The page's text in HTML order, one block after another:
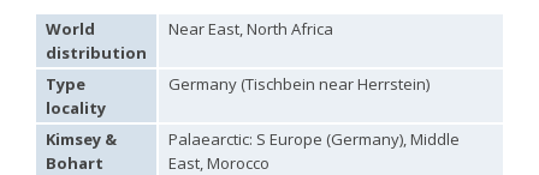
Hedychridium verhoeffi yermasoiense
Hedychridium viridicupreum
Linsenmaier, 1993
Hedychridium viridiscutellare
Hedychridium viridisulcatum
Linsenmaier, 1968
Hedychridium wahisi
Hedychridium wolfiLinsenmaier, 1959
Hedychridium zelleri
(Dahlbom, 1845)
World
distribution
Near East, North Africa
Type
locality
Germany (Tischbein near Herrstein)
Kimsey &
Bohart
Palaearctic: S Europe (Germany), Middle
East, Morocco